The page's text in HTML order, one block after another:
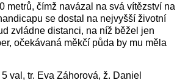
metrů, čímž navázal na svá vítězství na
se dostal na nejvyšší životní
zvládne distanci, na níž běžel jen
očekávaná měkčí půda by mu měla
5 val, tr. Eva Záhorová, ž. Daniel